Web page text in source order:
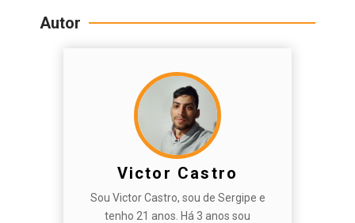
Autor
Victor Castro
Sou Victor Castro, sou de Sergipe e
tenho 21 anos. Há 3 anos sou